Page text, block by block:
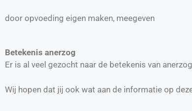
door opvoeding eigen maken, meegeven
Betekenis anerzog
Er is al veel gezocht naar de betekenis van
Wij hopen dat jij ook wat aan de informatie op